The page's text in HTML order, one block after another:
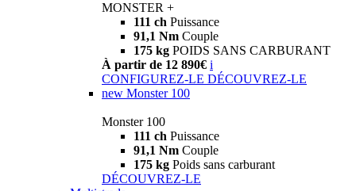
MONSTER +
111 ch Puissance
91,1 Nm Couple
175 kg POIDS SANS CARBURANT
À partir de 12 890€ i
CONFIGUREZ-LE DÉCOUVREZ-LE
new Monster 100
Monster 100
111 ch Puissance
91,1 Nm Couple
175 kg Poids sans carburant
DÉCOUVREZ-LE